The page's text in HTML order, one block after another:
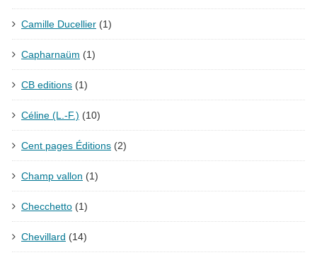
Camille Ducellier (1)
Capharnaüm (1)
CB editions (1)
Céline (L.-F.) (10)
Cent pages Éditions (2)
Champ vallon (1)
Checchetto (1)
Chevillard (14)